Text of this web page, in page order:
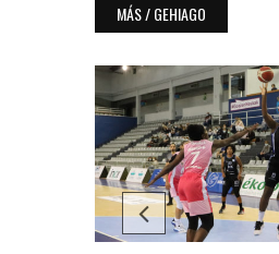
MÁS / GEHIAGO